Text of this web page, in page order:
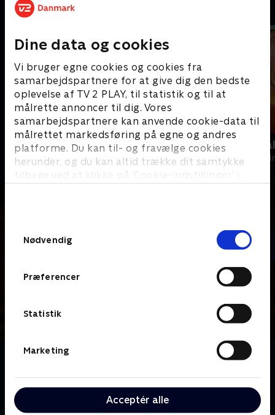
Dine data og cookies
Vi bruger egne cookies og cookies fra
samarbejdspartnere for at give dig den bedste
oplevelse af TV 2 PLAY, til statistik og til at
målrette annoncer til dig. Vores
samarbejdspartnere kan anvende cookie-data til
målrettet markedsføring på egne og andres
platforme. Du kan til- og fravælge cookies
herunder, og du kan altid trække dit samtykke
tilbage ved at klikke på ’Cookie-indstillinger’ i
Nødvendig
Præferencer
Statistik
Marketing
Acceptér alle
Andre så også
The Hunting Party
Krimi & Spænding • 2 sæsoner
Mord på
Krimi &
Om London Kills
motiver er alle hverdagskost for Storbritanniens
hårdeste elitestyrke af kriminalbetjente.